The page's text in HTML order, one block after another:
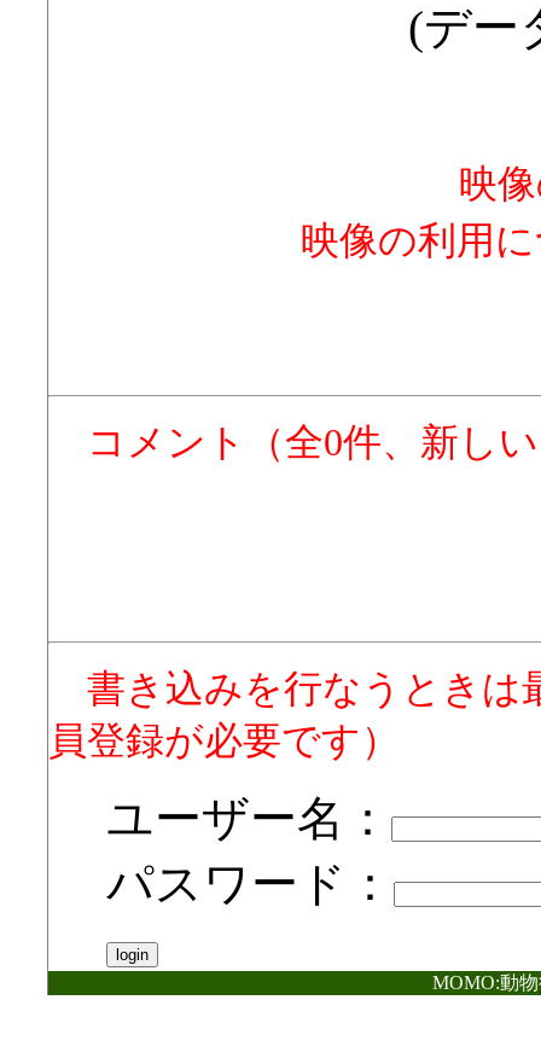
(デー
映
映像の利用
コメント（全0件、新し
書き込みを行なうときは
員登録が必要です）
ユーザー名：
パスワード：
MOMO:動